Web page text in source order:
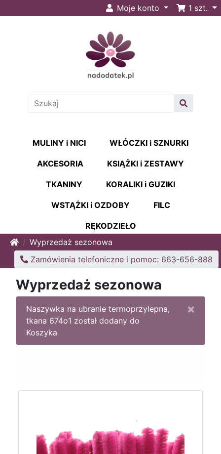
Moje konto 1 szt.
MULINY i NICI WŁÓCZKI i SZNURKI
AKCESORIA KSIĄŻKI i ZESTAWY
TKANINY KORALIKI i GUZIKI
WSTĄŻKI i OZDOBY FILC
RĘKODZIEŁO
HomeWyprzedaż sezonowa
Zamówienia telefoniczne i pomoc: 663-656-888
Wyprzedaż sezonowa
×
Naszywka na ubranie termoprzylepna,
tkana 674o1 został dodany do
Koszyka